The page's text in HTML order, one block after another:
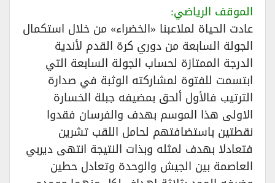
الموقف الرياضي:
عادت الحياة لملاعبنا «الخضراء» من خلال استكمال
الجولة السابعة من دوري كرة القدم لأندية
الدرجة الممتازة لحساب الجولة السابعة التي
ابتسمت للفتوة لمشاركته الوثبة في صدارة
الترتيب فالأول ألحق بمضيفه جبلة الخسارة
الاولى هذا الموسم بهدف والفرسان فقدوا
نقطتين باستضافتهم لحامل اللقب تشرين
فتعادلا بهدف لمثله وبذات النتيجة انتهى ديربي
العاصمة بين الجيش والوحدة وتعادل حطين